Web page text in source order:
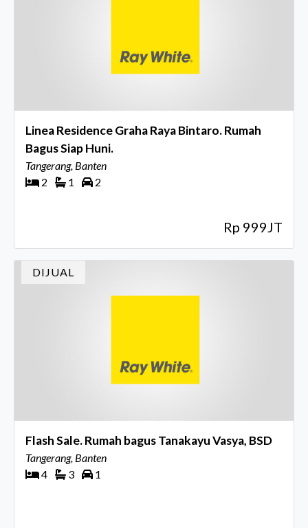
Linea Residence Graha Raya Bintaro. Rumah
Bagus Siap Huni.
Tangerang, Banten
2
1 2
Rp 999JT
DIJUAL
Flash Sale. Rumah bagus Tanakayu Vasya, BSD
Tangerang, Banten
4
3 1